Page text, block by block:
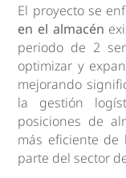
El proyecto se
en el almacén
periodo de 2
optimizar y
mejorando
la gestión
posiciones de
más eficiente de
parte del sector